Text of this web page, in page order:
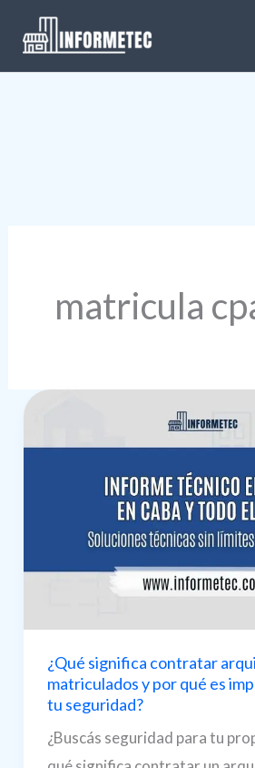
contenido
matricula
¿Qué significa contratar
matriculados y por qué es
tu seguridad?
¿Buscás seguridad para tu